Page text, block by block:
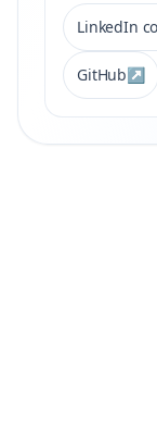
LinkedIn
GitHub↗